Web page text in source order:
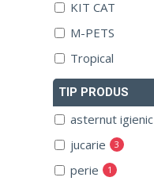
KIT CAT
M-PETS
Tropical
TIP PRODUS
asternut igienic
jucarie 3
perie 1